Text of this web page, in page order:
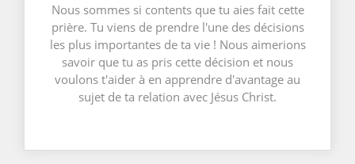
Nous sommes si contents que tu aies fait cette
prière. Tu viens de prendre l'une des décisions
les plus importantes de ta vie ! Nous aimerions
savoir que tu as pris cette décision et nous
voulons t'aider à en apprendre d'avantage au
sujet de ta relation avec Jésus Christ.